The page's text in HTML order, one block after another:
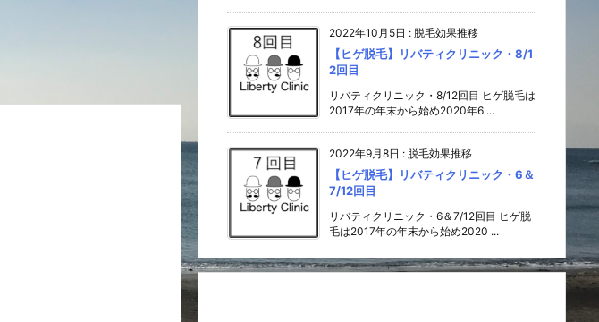
2022年10月5日 : 脱毛効果推移
【ヒゲ脱毛】リバティクリニック・8/1
2回目
リバティクリニック・8/12回目 ヒゲ脱毛は
2017年の年末から始め2020年6 ...
2022年9月8日 : 脱毛効果推移
【ヒゲ脱毛】リバティクリニック・6＆
7/12回目
リバティクリニック・6＆7/12回目 ヒゲ脱
毛は2017年の年末から始め2020 ...